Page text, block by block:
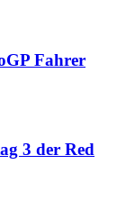
Fahrer
3 der Red